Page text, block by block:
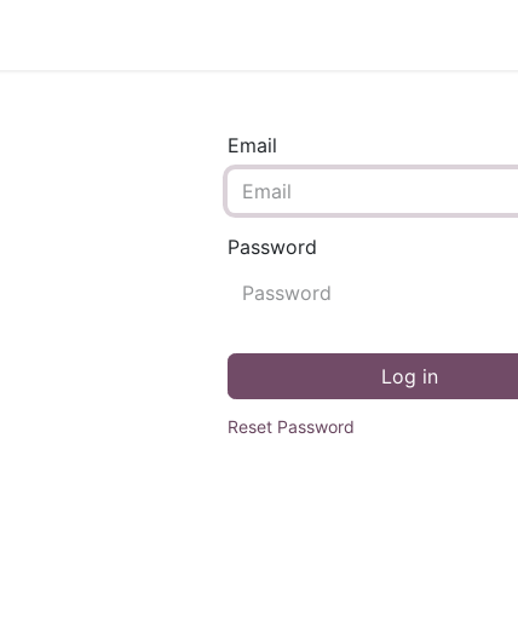
Email
Password
Log in
Reset Password